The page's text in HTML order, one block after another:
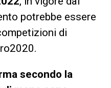
potrebbe essere
di
secondo la